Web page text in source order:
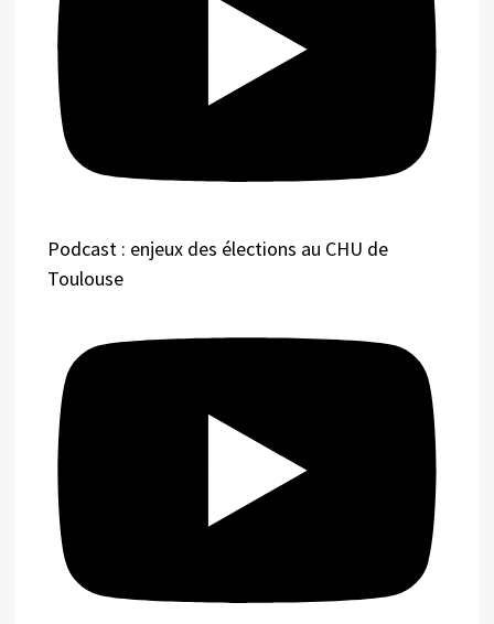
Podcast : enjeux des élections au CHU de
Toulouse